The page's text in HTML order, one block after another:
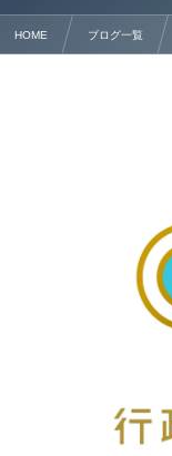
HOME ブログ一覧